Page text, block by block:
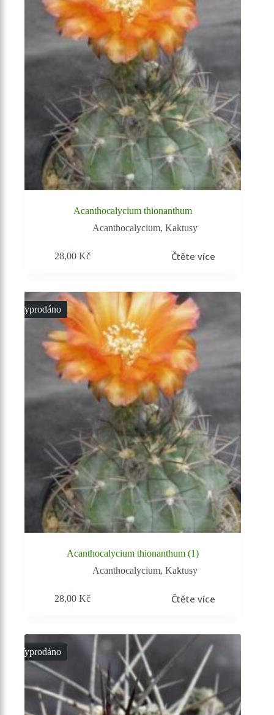
Acanthocalycium thionanthum
Acanthocalycium,Kaktusy
28,00Kč Čtěte více
Vyprodáno
Acanthocalycium thionanthum (1)
Acanthocalycium,Kaktusy
28,00Kč Čtěte více
Vyprodáno